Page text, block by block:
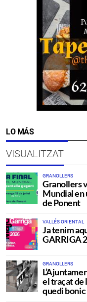
LO MÁS
VISUALITZAT
GRANOLLERS
Granollers
Mundial en
de Ponent
VALLÉS ORIENTAL
Ja tenim
GARRIGA
GRANOLLERS
el traçat de
quedi bonic